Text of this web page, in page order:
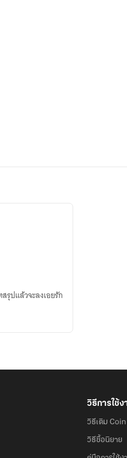
รุปแล้วจะลงเอยรัก
วิธีการใช้ง
วิธีเติม Coin
วิธีซื้อนิยาย